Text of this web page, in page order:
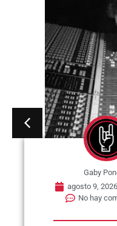
09 de
Jerry García
Knolls,
Fue...